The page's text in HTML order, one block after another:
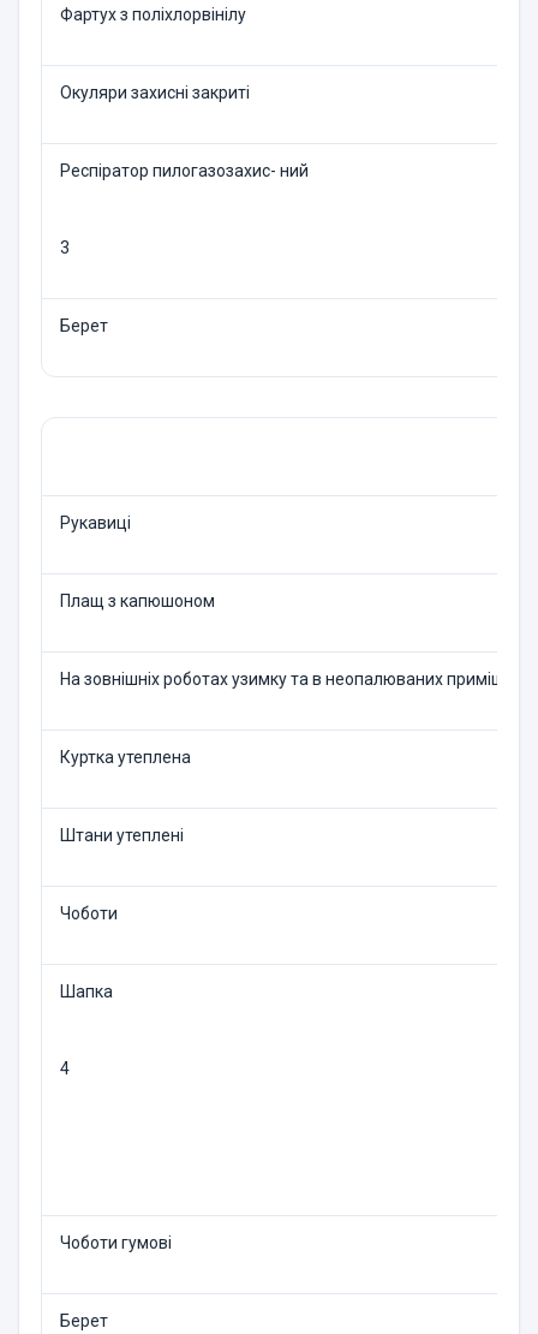
Фартух з поліхлорвінілу
Окуляри захисні закриті
Респіратор пилогазозахис- ний
3
Берет
Рукавиці
Плащ з капюшоном
На зовнішніх роботах узим­ку та в неопалюваних
Куртка утеплена
Штани утеплені
Чоботи
Шапка
4
Чоботи гумові
Берет